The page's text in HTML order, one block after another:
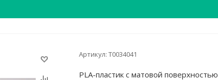
Артикул: Т0034041
PLA-пластик с матовой поверхностью